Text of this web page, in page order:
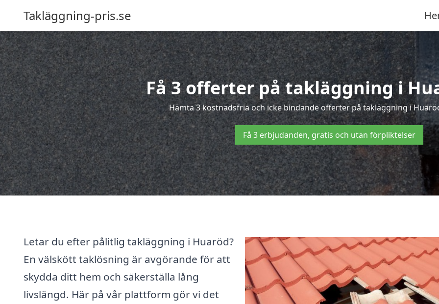
Takläggning-pris.se
Få 3 offerter på takläggning i
Hämta 3 kostnadsfria och icke bindande offerter på takläggning i
Få 3 erbjudanden, gratis och utan förpliktelser
Letar du efter pålitlig takläggning i Huaröd?
En välskött taklösning är avgörande för att
skydda ditt hem och säkerställa lång
livslängd. Här på vår plattform gör vi det